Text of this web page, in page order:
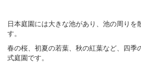
日本庭園には大きな池があり、池の周りを
す。
春の桜、初夏の若葉、秋の紅葉など、四季
式庭園です。